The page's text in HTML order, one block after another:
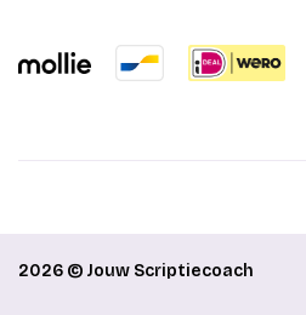
2026 © Jouw Scriptiecoach